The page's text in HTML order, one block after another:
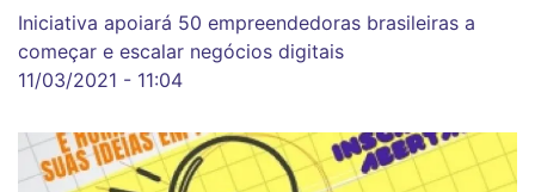
Iniciativa apoiará 50 empreendedoras brasileiras a
começar e escalar negócios digitais
11/03/2021 - 11:04